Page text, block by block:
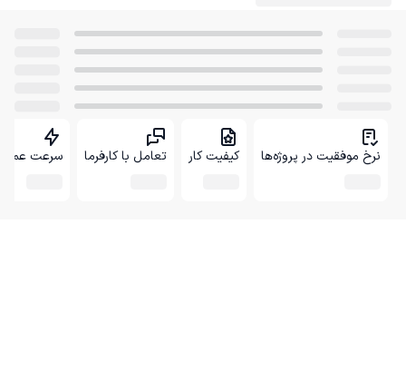
نرخ موفقیت در پروژه‌ها کیفیت کار تعامل با کارفرما سرعت عمل